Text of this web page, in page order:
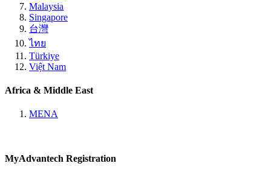
Malaysia
Singapore
台灣
ไทย
Türkiye
Việt Nam
Africa & Middle East
MENA
MyAdvantech Registration